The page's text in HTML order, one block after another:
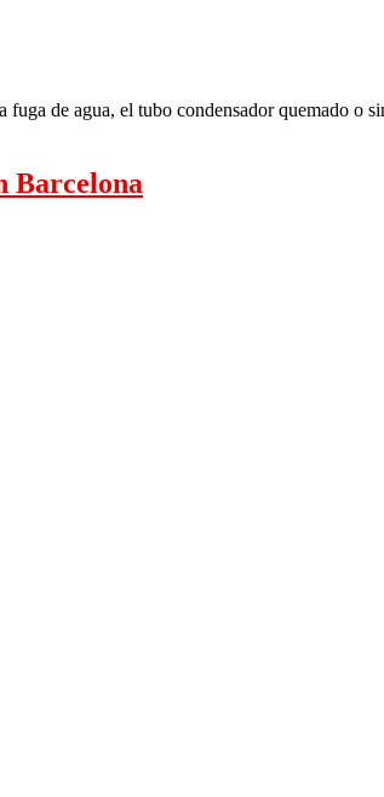
de agua, el tubo condensador quemado o
Barcelona